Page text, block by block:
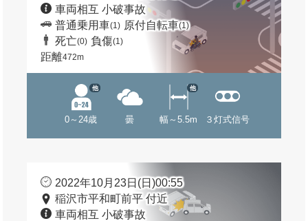
車両相互 小破事故
普通乗用車(1) 原付自転車(1)
死亡(0) 負傷(1)
距離472m
0～24歳
他
曇 幅～5.5m
他
３灯式信号
2022年10月23日(日)00:55
稲沢市平和町前平 付近
車両相互 小破事故